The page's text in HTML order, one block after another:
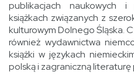
publikacjach naukowych i
książkach związanych z
kulturowym Dolnego Śląska.
również wydawnictwa
książki w językach
polską i zagraniczną literaturę